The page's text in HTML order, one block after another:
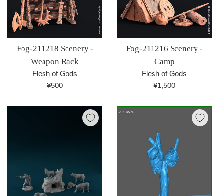
Fog-211218 Scenery -
Weapon Rack
Flesh of Gods
通
価
¥500
Fog-211216 Scenery -
Camp
Flesh of Gods
通
価
¥1,500